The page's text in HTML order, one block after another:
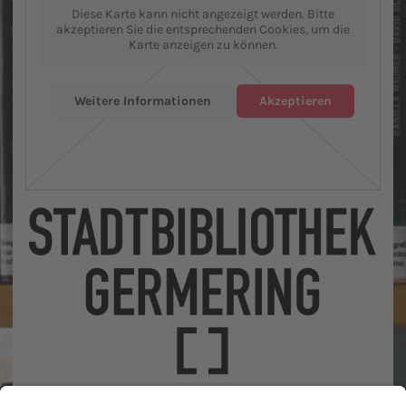
Diese Karte kann nicht angezeigt werden. Bitte
akzeptieren Sie die entsprechenden Cookies, um die
Karte anzeigen zu können.
Weitere Informationen Akzeptieren